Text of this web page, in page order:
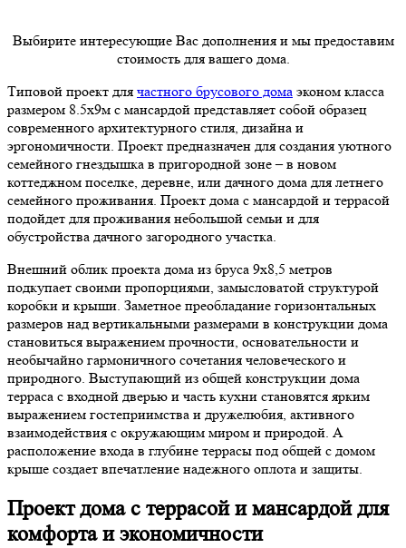
Выбирите интересующие Вас дополнения и мы предоставим
стоимость для вашего дома.
Типовой проект для частного брусового дома эконом класса
размером 8.5х9м с мансардой представляет собой образец
современного архитектурного стиля, дизайна и
эргономичности. Проект предназначен для создания уютного
семейного гнездышка в пригородной зоне – в новом
коттеджном поселке, деревне, или дачного дома для летнего
семейного проживания. Проект дома с мансардой и террасой
подойдет для проживания небольшой семьи и для
обустройства дачного загородного участка.
Внешний облик проекта дома из бруса 9х8,5 метров
подкупает своими пропорциями, замысловатой структурой
коробки и крыши. Заметное преобладание горизонтальных
размеров над вертикальными размерами в конструкции дома
становиться выражением прочности, основательности и
необычайно гармоничного сочетания человеческого и
природного. Выступающий из общей конструкции дома
терраса с входной дверью и часть кухни становятся ярким
выражением гостеприимства и дружелюбия, активного
взаимодействия с окружающим миром и природой. А
расположение входа в глубине террасы под общей с домом
крыше создает впечатление надежного оплота и защиты.
Проект дома с террасой и мансардой для
комфорта и экономичности